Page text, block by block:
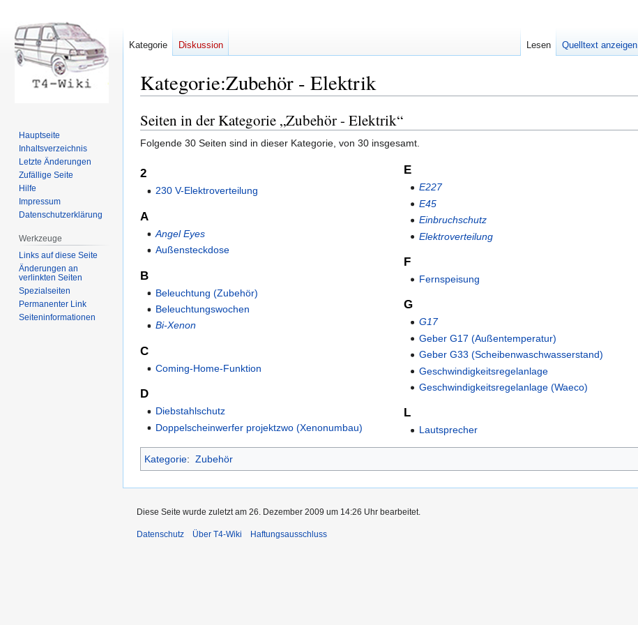
Kategorie:Zubehör - Elektrik
Zur
Navigation
springen
Zur
Suche
springen
Seiten in der Kategorie „Zubehör - Elektrik“
Folgende 30 Seiten sind in dieser Kategorie, von 30 insgesamt.
2
230 V-Elektroverteilung
A
Angel Eyes
Außensteckdose
B
Beleuchtung (Zubehör)
Beleuchtungswochen
Bi-Xenon
C
Coming-Home-Funktion
D
Diebstahlschutz
Doppelscheinwerfer projektzwo (Xenonumbau)
E
E227
E45
Einbruchschutz
Elektroverteilung
F
Fernspeisung
G
G17
Geber G17 (Außentemperatur)
Geber G33 (Scheibenwaschwasserstand)
Geschwindigkeitsregelanlage
Geschwindigkeitsregelanlage (Waeco)
L
Lautsprecher
Kategorie: Zubehör
Kategorie Diskussion Lesen Quelltext anzeigen
Hauptseite
Inhaltsverzeichnis
Letzte Änderungen
Zufällige Seite
Hilfe
Impressum
Datenschutzerklärung
Werkzeuge
Links auf diese Seite
Änderungen an
verlinkten Seiten
Spezialseiten
Permanenter Link
Seiten­informationen
Diese Seite wurde zuletzt am 26. Dezember 2009 um 14:26 Uhr bearbeitet.
Datenschutz Über T4-Wiki Haftungsausschluss